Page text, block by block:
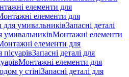
елементи для
елементи для
умивальниківЗапасні деталі
умивальниківМонтажні елементи
елементи для
Запасні деталі для
Монтажні елементи для
у стініЗапасні деталі для